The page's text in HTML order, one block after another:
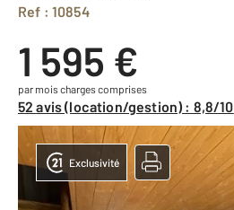
Ref : 10854
1 595 €
par mois charges comprises
52 avis (location/gestion) : 8,8/10
Exclusivité